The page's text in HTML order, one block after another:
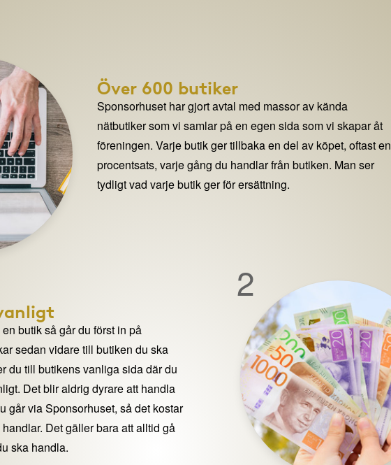
Över 600 butiker
Sponsorhuset har gjort avtal med massor av kända
nätbutiker som vi samlar på en egen sida som vi skapar åt
föreningen. Varje butik ger tillbaka en del av köpet, oftast en
procentsats, varje gång du handlar från butiken. Man ser
tydligt vad varje butik ger för ersättning.
2
butik så går du först in på
sedan vidare till butiken du ska
du till butikens vanliga sida där du
Det blir aldrig dyrare att handla
går via Sponsorhuset, så det kostar
Det gäller bara att alltid gå
ska handla.